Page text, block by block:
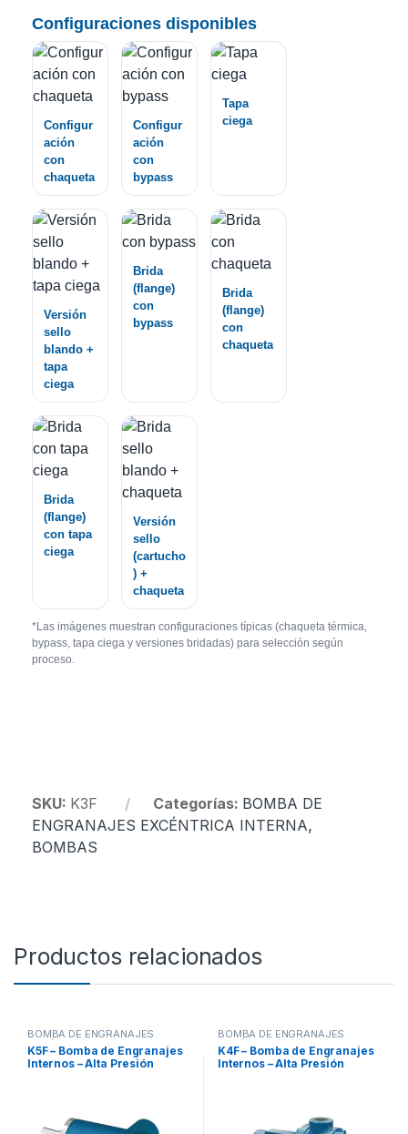
Configuraciones disponibles
Configur
ación
con
chaqueta
Configur
ación
con
bypass
Tapa
ciega
Versión
sello
blando +
tapa
ciega
Brida
(flange)
con
bypass
Brida
(flange)
con
chaqueta
Brida
(flange)
con tapa
ciega
Versión
sello
(cartucho
) +
chaqueta
*Las imágenes muestran configuraciones típicas (chaqueta térmica,
bypass, tapa ciega y versiones bridadas) para selección según
proceso.
SKU: K3F Categorías: BOMBA DE
ENGRANAJES EXCÉNTRICA INTERNA,
BOMBAS
Productos relacionados
BOMBA DE ENGRANAJES
EXCÉNTRICA INTERNA
BOMBAS
K5F – Bomba de Engranajes
Internos – Alta Presión
BOMBA DE ENGRANAJES
EXCÉNTRICA INTERNA
BOMBAS
K4F – Bomba de Engranajes
Internos – Alta Presión